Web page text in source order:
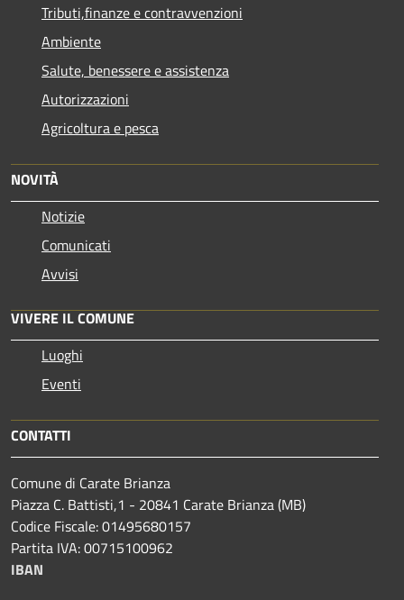
Tributi,finanze e contravvenzioni
Ambiente
Salute, benessere e assistenza
Autorizzazioni
Agricoltura e pesca
NOVITÀ
Notizie
Comunicati
Avvisi
VIVERE IL COMUNE
Luoghi
Eventi
CONTATTI
Comune di Carate Brianza
Piazza C. Battisti,1 - 20841 Carate Brianza (MB)
Codice Fiscale: 01495680157
Partita IVA: 00715100962
IBAN